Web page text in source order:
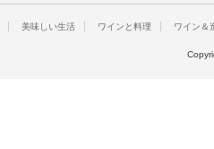
美味しい生活 ワインと料理 ワイン＆